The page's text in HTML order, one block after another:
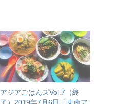
アジアごはんズVol.7（終